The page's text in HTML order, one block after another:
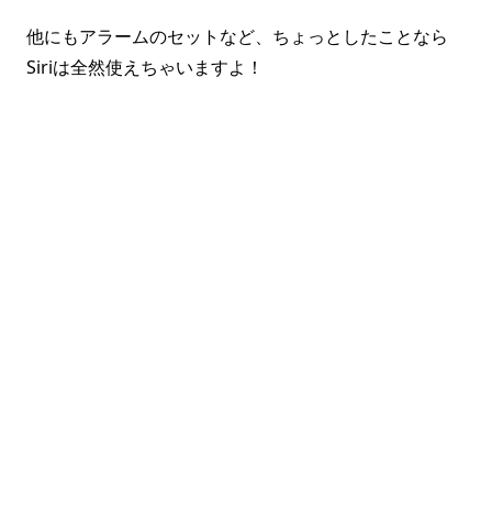
他にもアラームのセットなど、ちょっとしたことなら
Siriは全然使えちゃいますよ！